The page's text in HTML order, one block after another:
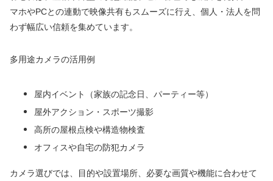
マホやPCとの連動で映像共有もスムーズに行え、個人・法人を問
わず幅広い信頼を集めています。
多用途カメラの活用例
屋内イベント（家族の記念日、パーティー等）
屋外アクション・スポーツ撮影
高所の屋根点検や構造物検査
オフィスや自宅の防犯カメラ
カメラ選びでは、目的や設置場所、必要な画質や機能に合わせて